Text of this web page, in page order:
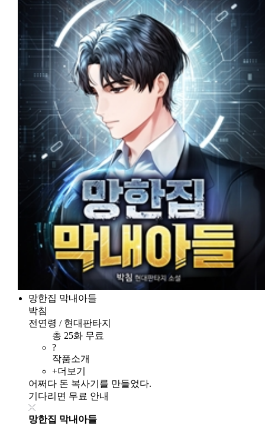
망한집 막내아들
박침
전연령 / 현대판타지
총 25화 무료
?
작품소개
+더보기
어쩌다 돈 복사기를 만들었다.
기다리면 무료 안내
망한집 막내아들